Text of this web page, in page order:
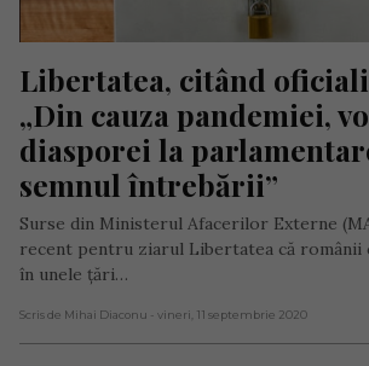
Libertatea, citând
„Din cauza pandemiei,
diasporei la
semnul întrebării”
Surse din Ministerul Afacerilor Externe
recent pentru ziarul Libertatea că românii
în unele țări…
Scris de Mihai Diaconu - vineri, 11 septembrie 2020